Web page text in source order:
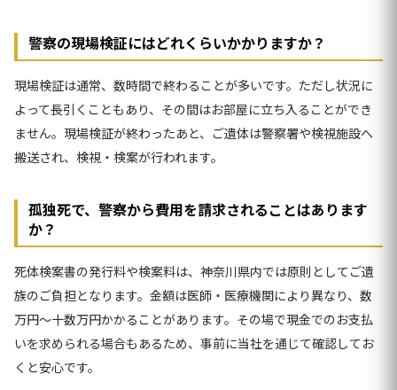
警察の現場検証にはどれくらいかかりますか？
現場検証は通常、数時間で終わることが多いです。ただし状況に
よって長引くこともあり、その間はお部屋に立ち入ることができ
ません。現場検証が終わったあと、ご遺体は警察署や検視施設へ
搬送され、検視・検案が行われます。
孤独死で、警察から費用を請求されることはあります
か？
死体検案書の発行料や検案料は、神奈川県内では原則としてご遺
族のご負担となります。金額は医師・医療機関により異なり、数
万円〜十数万円かかることがあります。その場で現金でのお支払
いを求められる場合もあるため、事前に当社を通じて確認してお
くと安心です。